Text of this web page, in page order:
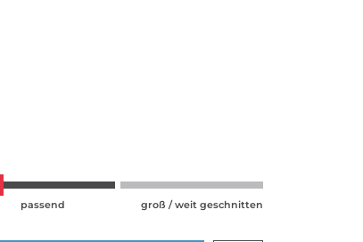
passend groß / weit geschnitten